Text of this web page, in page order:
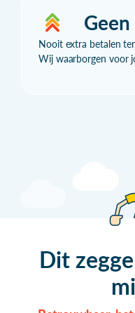
Nooit extra betalen
Wij waarborgen voor
Dit